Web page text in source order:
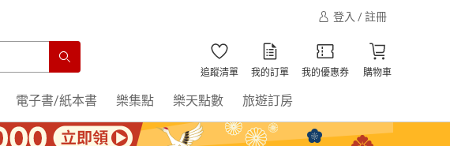
登入 / 註冊
追蹤清單 我的訂單 我的優惠券 購物車
電子書/紙本書 樂集點 樂天點數 旅遊訂房